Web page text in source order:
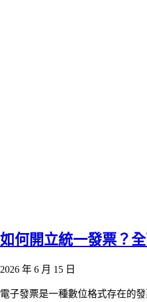
如何開立統一發票？
2026 年 6 月 15 日
電子發票是一種數位格式存在的